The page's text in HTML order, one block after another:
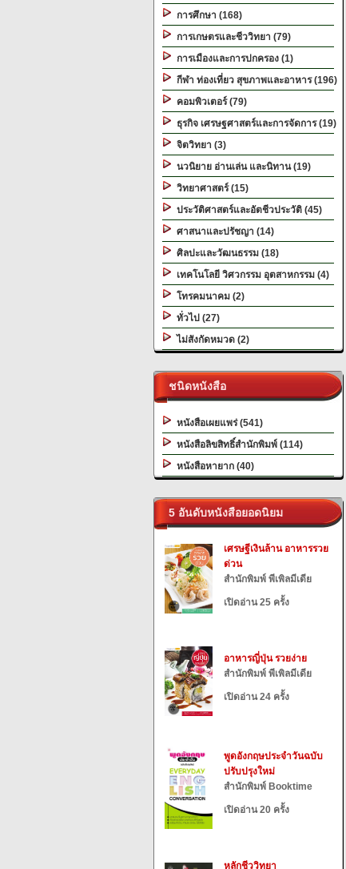
การศึกษา (168)
การเกษตรและชีววิทยา (79)
การเมืองและการปกครอง (1)
กีฬา ท่องเที่ยว สุขภาพและอาหาร (196)
คอมพิวเตอร์ (79)
ธุรกิจ เศรษฐศาสตร์และการจัดการ (19)
จิตวิทยา (3)
นวนิยาย อ่านเล่น และนิทาน (19)
วิทยาศาสตร์ (15)
ประวัติศาสตร์และอัตชีวประวัติ (45)
ศาสนาและปรัชญา (14)
ศิลปะและวัฒนธรรม (18)
เทคโนโลยี วิศวกรรม อุตสาหกรรม (4)
โทรคมนาคม (2)
ทั่วไป (27)
ไม่สังกัดหมวด (2)
ชนิดหนังสือ
หนังสือเผยแพร่ (541)
หนังสือลิขสิทธิ์สำนักพิมพ์ (114)
หนังสือหายาก (40)
5 อันดับหนังสือยอดนิยม
เศรษฐีเงินล้าน อาหารรวย
ด่วน
สำนักพิมพ์ พีเพิลมีเดีย
เปิดอ่าน 25 ครั้ง
อาหารญี่ปุ่น รวยง่าย
สำนักพิมพ์ พีเพิลมีเดีย
เปิดอ่าน 24 ครั้ง
พูดอังกฤษประจำวันฉบับ
ปรับปรุงใหม่
สำนักพิมพ์ Booktime
เปิดอ่าน 20 ครั้ง
หลักชีววิทยา